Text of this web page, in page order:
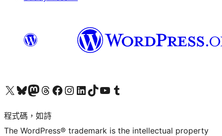
查看我們的 X (之前的 Twitter) 帳號造訪我們的 Bluesky 帳號造訪我們的 Mastodon 帳號造訪我們的 Threads 帳號 造訪我們的 Facebook 粉絲專頁Visit our Instagram account
Visit our LinkedIn account
造訪我們的 TikTok 帳號Visit our YouTube channel
造訪我們的 Tumblr 帳號
程式碼，如詩
The WordPress® trademark is the intellectual property